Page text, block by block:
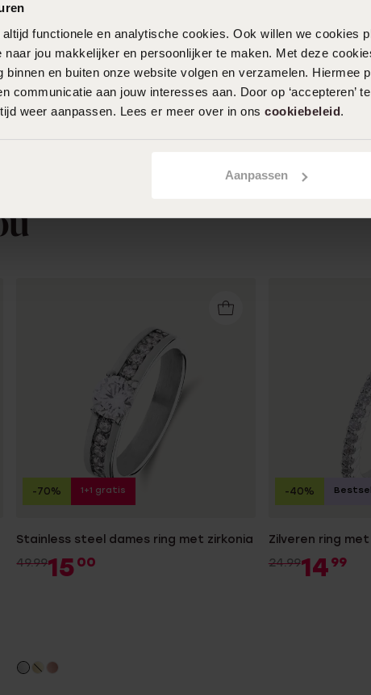
functionele en analytische cookies. Ook willen we cookies
naar jou makkelijker en persoonlijker te maken. Met deze
binnen en buiten onze website volgen en verzamelen. Hiermee
communicatie aan jouw interesses aan. Door op ‘accepteren’
weer aanpassen. Lees er meer over in ons cookiebeleid.
Aanpassen
Stainless steel dames ring met zirkonia
49.9915 00
-70% 1+1 gratis
Zilveren ring
24.9914 99
-40%